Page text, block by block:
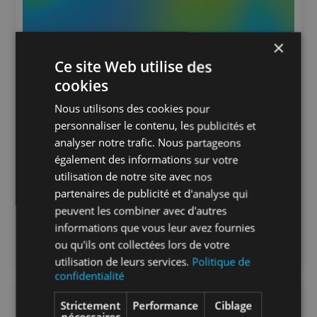
×
Ce site Web utilise des
cookies
Nous utilisons des cookies pour
personnaliser le contenu, les publicités et
analyser notre trafic. Nous partageons
également des informations sur votre
utilisation de notre site avec nos
partenaires de publicité et d'analyse qui
peuvent les combiner avec d'autres
informations que vous leur avez fournies
ou qu'ils ont collectées lors de votre
utilisation de leurs services. Politique de
confidentialité
Strictement
Performance Ciblage